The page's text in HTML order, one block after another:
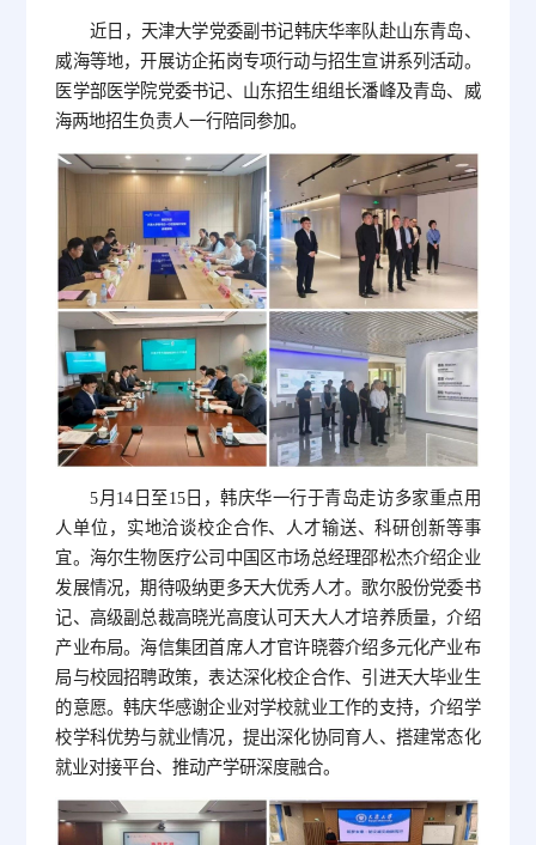
近日，天津大学党委副书记韩庆华率队赴山东青岛、
威海等地，开展访企拓岗专项行动与招生宣讲系列活动。
医学部医学院党委书记、山东招生组组长潘峰及青岛、威
海两地招生负责人一行陪同参加。
5月14日至15日，韩庆华一行于青岛走访多家重点用
人单位，实地洽谈校企合作、人才输送、科研创新等事
宜。海尔生物医疗公司中国区市场总经理邵松杰介绍企业
发展情况，期待吸纳更多天大优秀人才。歌尔股份党委书
记、高级副总裁高晓光高度认可天大人才培养质量，介绍
产业布局。海信集团首席人才官许晓蓉介绍多元化产业布
局与校园招聘政策，表达深化校企合作、引进天大毕业生
的意愿。韩庆华感谢企业对学校就业工作的支持，介绍学
校学科优势与就业情况，提出深化协同育人、搭建常态化
就业对接平台、推动产学研深度融合。